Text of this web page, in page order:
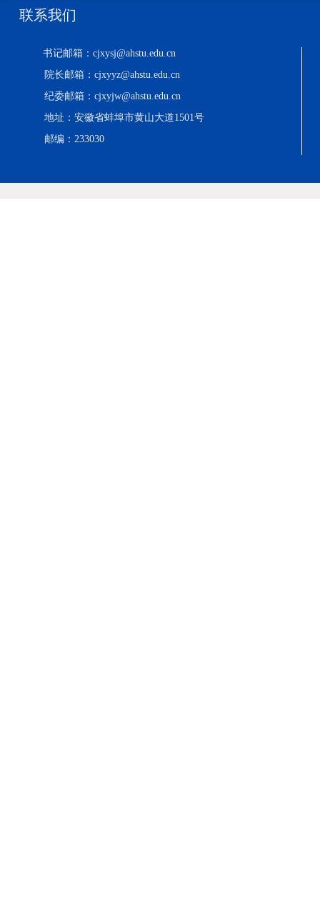
联系我们
书记邮箱：cjxysj@ahstu.edu.cn
院长邮箱：cjxyyz@ahstu.edu.cn
纪委邮箱：cjxyjw@ahstu.edu.cn
地址：安徽省蚌埠市黄山大道1501号
邮编：233030